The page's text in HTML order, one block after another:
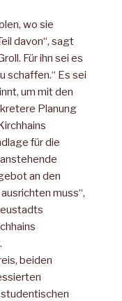
wo sie
davon“, sagt
Für ihn sei es
schaffen.“ Es sei
um mit den
Planung
für die
an den
muss“,
beiden